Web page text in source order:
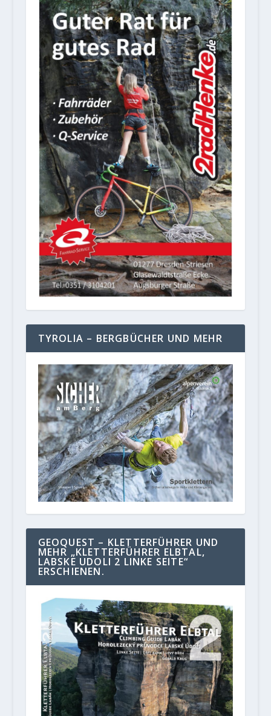
TYROLIA – BERGBÜCHER UND MEHR
GEOQUEST – KLETTERFÜHRER UND
MEHR „KLETTERFÜHRER ELBTAL,
LABSKE UDOLI 2 LINKE SEITE“
ERSCHIENEN.